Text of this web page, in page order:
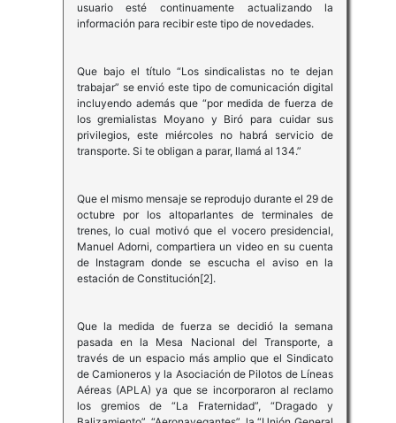
usuario esté continuamente actualizando la
información para recibir este tipo de novedades.
Que bajo el título “Los sindicalistas no te dejan
trabajar” se envió este tipo de comunicación digital
incluyendo además que “por medida de fuerza de
los gremialistas Moyano y Biró para cuidar sus
privilegios, este miércoles no habrá servicio de
transporte. Si te obligan a parar, llamá al 134.”
Que el mismo mensaje se reprodujo durante el 29 de
octubre por los altoparlantes de terminales de
trenes, lo cual motivó que el vocero presidencial,
Manuel Adorni, compartiera un video en su cuenta
de Instagram donde se escucha el aviso en la
estación de Constitución[2].
Que la medida de fuerza se decidió la semana
pasada en la Mesa Nacional del Transporte, a
través de un espacio más amplio que el Sindicato
de Camioneros y la Asociación de Pilotos de Líneas
Aéreas (APLA) ya que se incorporaron al reclamo
los gremios de “La Fraternidad”, “Dragado y